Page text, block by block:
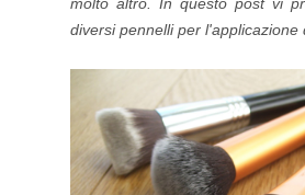
diversi pennelli per l'applicazione